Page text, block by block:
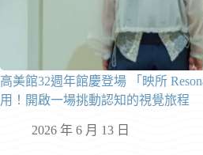
高美館32週年館慶登場 「映所
用！開啟一場挑動認知的視覺旅程
2026 年 6 月 13 日